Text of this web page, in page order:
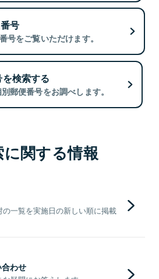
号
号をご覧いただけます。
検索する
郵便番号をお調べします。
関する情報
一覧を実施日の新しい順に掲載
わせ